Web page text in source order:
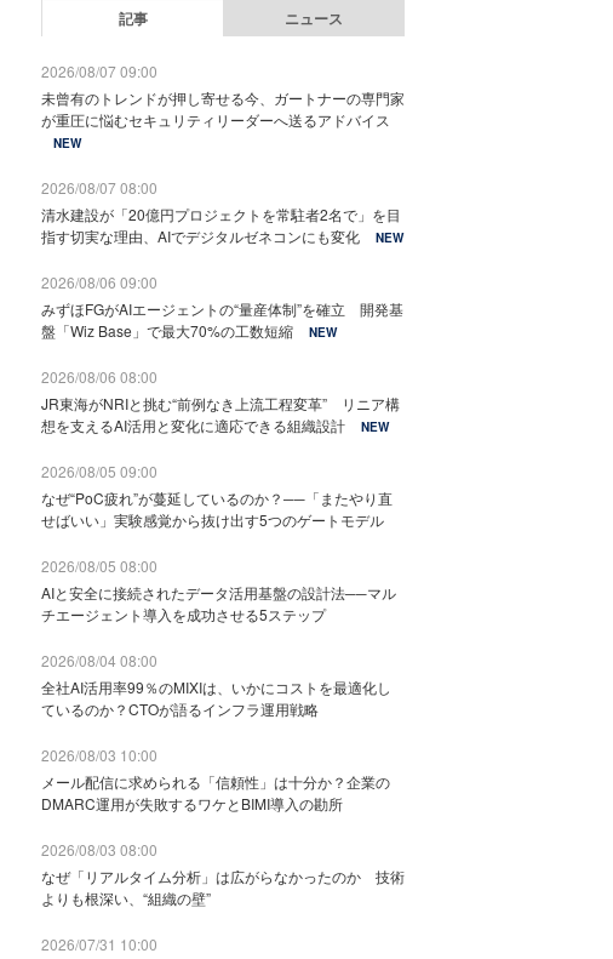
記事 ニュース
2026/08/07 09:00
未曾有のトレンドが押し寄せる今、ガートナーの専門家
が重圧に悩むセキュリティリーダーへ送るアドバイス
NEW
2026/08/07 08:00
清水建設が「20億円プロジェクトを常駐者2名で」を目
指す切実な理由、AIでデジタルゼネコンにも変化
NEW
2026/08/06 09:00
みずほFGがAIエージェントの“量産体制”を確立 開発基
盤「Wiz Base」で最大70%の工数短縮
NEW
2026/08/06 08:00
JR東海がNRIと挑む“前例なき上流工程変革” リニア構
想を支えるAI活用と変化に適応できる組織設計
NEW
2026/08/05 09:00
なぜ“PoC疲れ”が蔓延しているのか？──「またやり直
せばいい」実験感覚から抜け出す5つのゲートモデル
2026/08/05 08:00
AIと安全に接続されたデータ活用基盤の設計法──マル
チエージェント導入を成功させる5ステップ
2026/08/04 08:00
全社AI活用率99％のMIXIは、いかにコストを最適化し
ているのか？CTOが語るインフラ運用戦略
2026/08/03 10:00
メール配信に求められる「信頼性」は十分か？企業の
DMARC運用が失敗するワケとBIMI導入の勘所
2026/08/03 08:00
なぜ「リアルタイム分析」は広がらなかったのか 技術
よりも根深い、“組織の壁”
2026/07/31 10:00